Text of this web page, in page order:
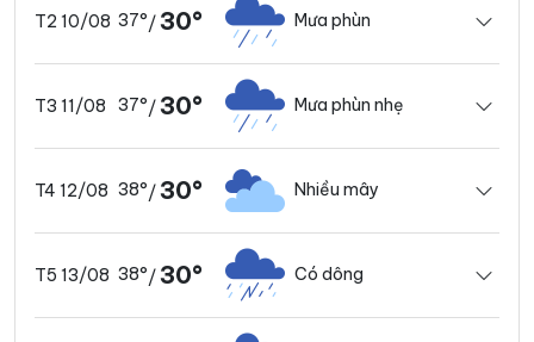
T2 10/08 37°/30° Mưa phùn
T3 11/08 37°/30° Mưa phùn nhẹ
T4 12/08 38°/30° Nhiều mây
T5 13/08 38°/30° Có dông